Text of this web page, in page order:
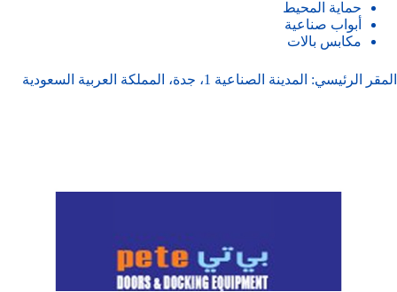
حماية المحيط
أبواب صناعية
مكابس بالات
المقر الرئيسي: المدينة الصناعية 1، جدة، المملكة العربية السعودية